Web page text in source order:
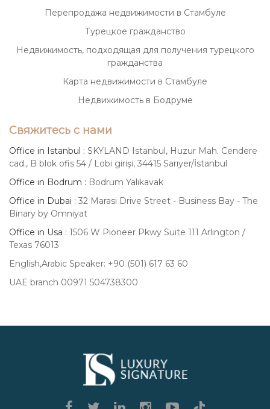
Перепродажа недвижимости в Стамбуле
Турецкое гражданство
Недвижимость, подходящая для получения турецкого
гражданства
Карта недвижимости в Стамбуле
Недвижимость в Бодруме
Свяжитесь с нами
Office in Istanbul : SKYLAND Istanbul, Huzur Mah. Cendere
cad., B blok ofis 54 / Lobi girişi, 34415 Sarıyer/İstanbul
Office in Bodrum : Bodrum Yalıkavak
Office in Dubai : 32 Marasi Drive Street - Business Bay - The
Binary by Omniyat
Office in Usa : 1506 W Pioneer Pkwy Suite 111 Arlington /
Texas 76013
English,Arabic Speaker: +90 (501) 617 63 60
UAE branch 00971 504738300